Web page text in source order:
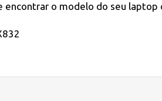
encontrar o modelo do seu